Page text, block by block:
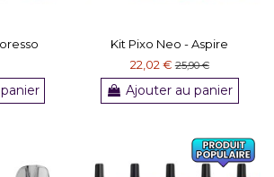
Kit Pixo Neo - Aspire
22,02 €25,90 €
Ajouter au panier